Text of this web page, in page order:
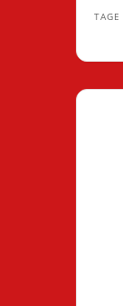
TAGE